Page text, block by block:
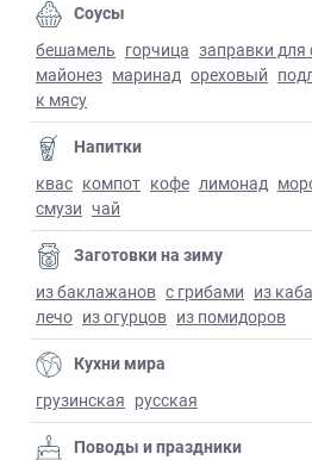
Соусы
бешамель горчица заправки для
майонез маринад ореховый
к мясу
Напитки
квас компот кофе лимонад
смузи чай
Заготовки на зиму
из баклажанов с грибами из
лечо из огурцов из помидоров
Кухни мира
грузинская русская
Поводы и праздники